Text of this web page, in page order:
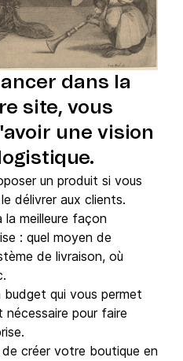
dans la
site, vous
une vision
un produit si vous
délivrer aux clients.
meilleure façon
: quel moyen de
de livraison, où
qui vous permet
nécessaire pour faire
créer votre boutique en